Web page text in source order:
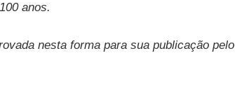
anos.
nesta forma para sua publicação pelo